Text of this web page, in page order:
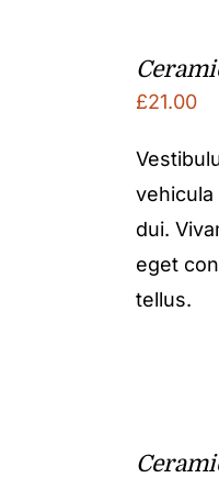
£21.00
dui.
eget
tellus.